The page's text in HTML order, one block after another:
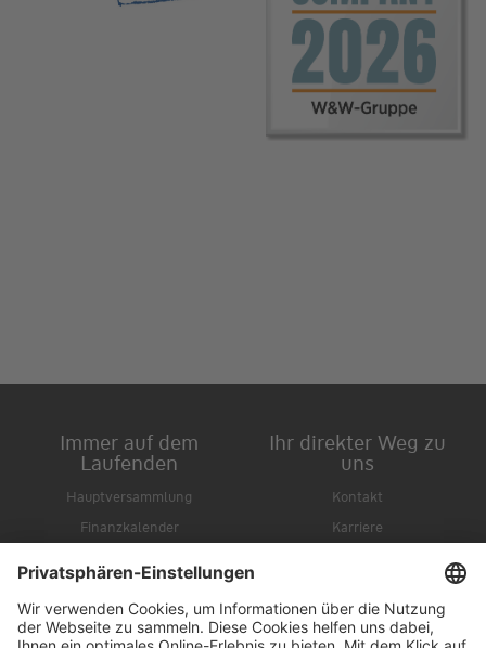
Immer auf dem
Laufenden
Hauptversammlung
Finanzkalender
Ihr direkter Weg zu
uns
Kontakt
Karriere